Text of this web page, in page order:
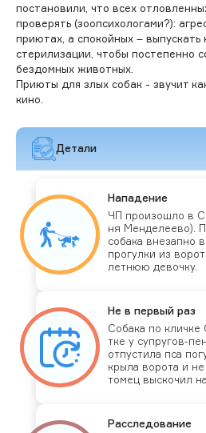
постановили, что всех
проверять (зоопсихологами?):
приютах, а спокойных – выпускать
стерилизации, чтобы постепенно
бездомных животных.
Приюты для злых собак - звучит
кино.
Детали
На­паде­ние
ЧП про­изош­ло в
ня Мен­де­ле­ево).
со­бака вне­зап­но
про­гул­ки из
лет­нюю де­воч­ку.
Не в пер­вый раз
Со­бака по
тке у суп­ру­гов-
от­пусти­ла пса
кры­ла во­рота и
томец выс­ко­чил
Рас­сле­дова­ние